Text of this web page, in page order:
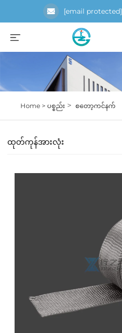
[email protected]
Home > ပစ္စည်း > စတော့ကင်နက်
ထုတ်ကုန်အားလုံး